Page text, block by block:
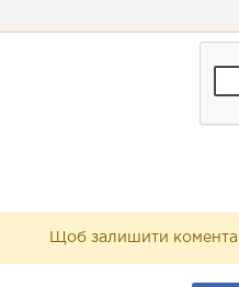
Щоб залишити